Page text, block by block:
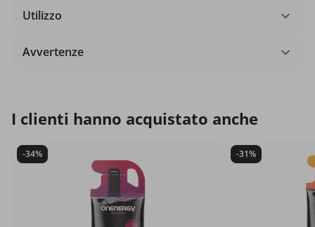
Utilizzo
Avvertenze
I clienti hanno acquistato anche
-34% -31%